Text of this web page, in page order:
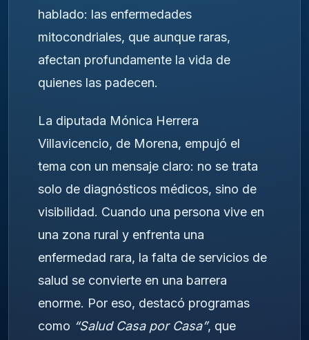
hablado: las enfermedades
mitocondriales, que aunque raras,
afectan profundamente la vida de
quienes las padecen.
La diputada Mónica Herrera
Villavicencio, de Morena, empujó el
tema con un mensaje claro: no se trata
solo de diagnósticos médicos, sino de
visibilidad. Cuando una persona vive en
una zona rural y enfrenta una
enfermedad rara, la falta de servicios de
salud se convierte en una barrera
enorme. Por eso, destacó programas
como “Salud Casa por Casa”, que